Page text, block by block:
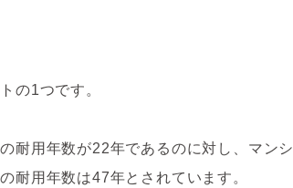
の1つです。
耐用年数が22年であるのに対し、マンシ
耐用年数は47年とされています。